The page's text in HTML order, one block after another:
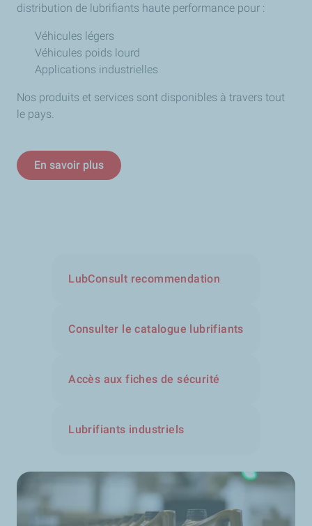
distribution de lubrifiants haute performance pour :
Véhicules légers
Véhicules poids lourd
Applications industrielles
Nos produits et services sont disponibles à travers tout
le pays.
En savoir plus
LubConsult recommendation
Consulter le catalogue lubrifiants
Accès aux fiches de sécurité
Lubrifiants industriels